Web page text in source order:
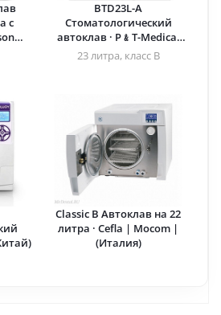
с
BTD23L-A
Стоматологический
автоклав · P﹠T-Medical
(Китай)
23 литра, класс B
Classic B Автоклав на 22
литра · Cefla | Mocom |
(Италия)